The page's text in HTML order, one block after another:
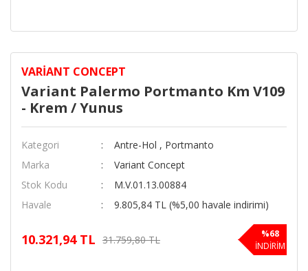
VARIANT CONCEPT
Variant Palermo Portmanto Km V109
- Krem / Yunus
Kategori Antre-Hol , Portmanto
Marka
Variant Concept
Stok Kodu
M.V.01.13.00884
Havale
9.805,84 TL (%5,00 havale indirimi)
10.321,94 TL 31.759,80 TL
%68
İNDİRİM